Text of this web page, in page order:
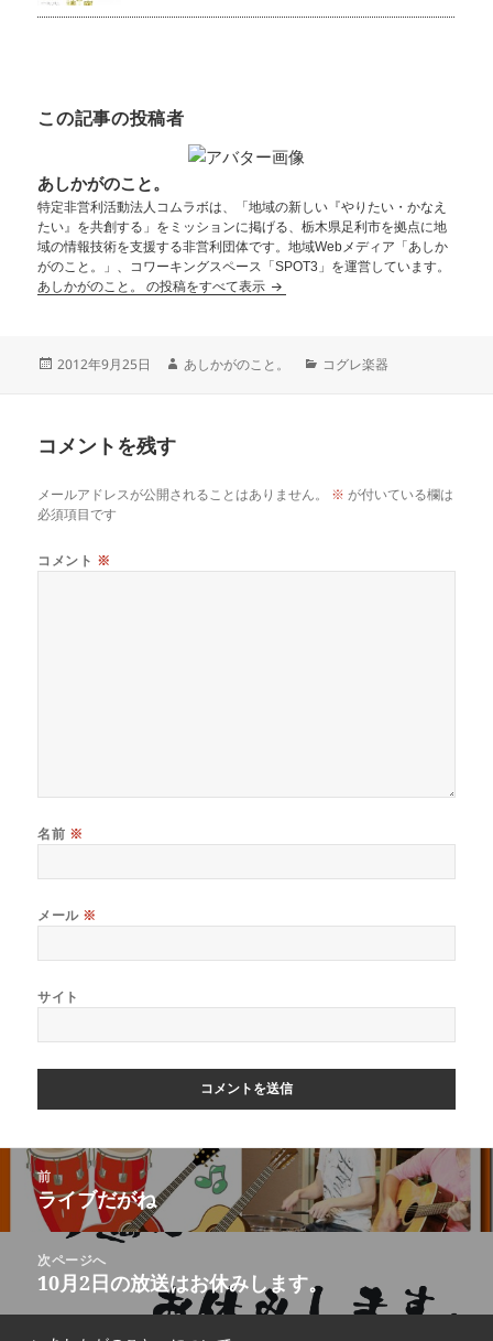
この記事の投稿者
あしかがのこと。
特定非営利活動法人コムラボは、「地域の新しい『やりたい・かなえ
たい』を共創する」をミッションに掲げる、栃木県足利市を拠点に地
域の情報技術を支援する非営利団体です。地域Webメディア「あしか
がのこと。」、コワーキングスペース「SPOT3」を運営しています。
あしかがのこと。 の投稿をすべて表示
2012年9月25日 あしかがのこと。 コグレ楽器
コメントを残す
メールアドレスが公開されることはありません。 ※ が付いている欄は
必須項目です
コメント ※
名前 ※
メール ※
サイト
前
ライブだがね
次ページへ
10月2日の放送はお休みします。